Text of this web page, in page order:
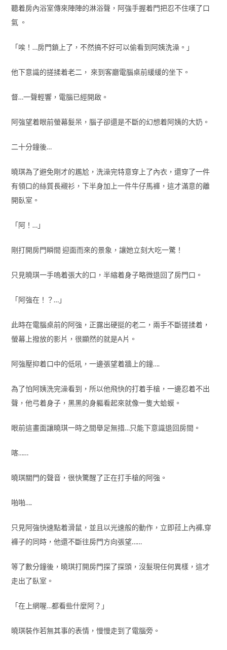
聽着房內浴室傳來陣陣的淋浴聲，阿強手握着門把忍不住嘆了口
氣 。
「唉！…房門鎖上了，不然搞不好可以偷看到阿姨洗澡。」
他下意識的搓揉着老二， 來到客廳電腦桌前緩緩的坐下。
督…一聲輕響，電腦已經開啟。
阿強望着眼前螢幕髮呆，腦子卻還是不斷的幻想着阿姨的大奶。
二十分鐘後…
曉琪為了避免剛才的尷尬，洗澡完特意穿上了內衣，還穿了一件
有領口的絲質長襯衫，下半身加上一件牛仔馬褲，這才滿意的離
開臥室。
「阿！…」
剛打開房門瞬間 迎面而來的景象，讓她立刻大吃一驚！
只見曉琪一手嗚着張大的口，半縮着身子略微退回了房門口。
「阿強在！？…」
此時在電腦桌前的阿強，正露出硬挺的老二，兩手不斷搓揉着，
螢幕上撥放的影片，很顯然的就是A片。
阿強壓抑着口中的低吼，一邊張望着牆上的鐘….
為了怕阿姨洗完澡看到，所以他飛快的打着手槍，一邊忍着不出
聲，他弓着身子，黑黑的身軀看起來就像一隻大蛤蟆。
眼前這畫面讓曉琪一時之間舉足無措…只能下意識退回房間。
喀……
曉琪關門的聲音，很快驚醒了正在打手槍的阿強。
啪啪….
只見阿強快速點着滑鼠，並且以光速般的動作，立即菈上內褲,穿
褲子的同時，他還不斷往房門方向張望……
等了數分鐘後，曉琪打開房門探了探頭，沒髮現任何異樣，這才
走出了臥室。
「在上網喔…都看些什麼阿？」
曉琪裝作若無其事的表情，慢慢走到了電腦旁。